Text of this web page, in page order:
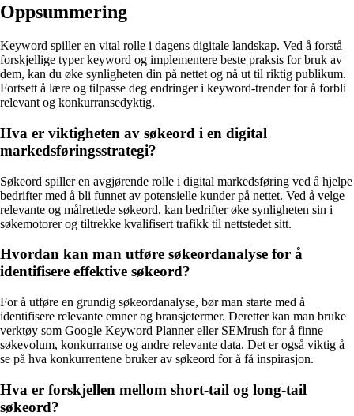
Oppsummering
Keyword spiller en vital rolle i dagens digitale landskap. Ved å forstå
forskjellige typer keyword og implementere beste praksis for bruk av
dem, kan du øke synligheten din på nettet og nå ut til riktig publikum.
Fortsett å lære og tilpasse deg endringer i keyword-trender for å forbli
relevant og konkurransedyktig.
Hva er viktigheten av søkeord i en digital
markedsføringsstrategi?
Søkeord spiller en avgjørende rolle i digital markedsføring ved å hjelpe
bedrifter med å bli funnet av potensielle kunder på nettet. Ved å velge
relevante og målrettede søkeord, kan bedrifter øke synligheten sin i
søkemotorer og tiltrekke kvalifisert trafikk til nettstedet sitt.
Hvordan kan man utføre søkeordanalyse for å
identifisere effektive søkeord?
For å utføre en grundig søkeordanalyse, bør man starte med å
identifisere relevante emner og bransjetermer. Deretter kan man bruke
verktøy som Google Keyword Planner eller SEMrush for å finne
søkevolum, konkurranse og andre relevante data. Det er også viktig å
se på hva konkurrentene bruker av søkeord for å få inspirasjon.
Hva er forskjellen mellom short-tail og long-tail
søkeord?